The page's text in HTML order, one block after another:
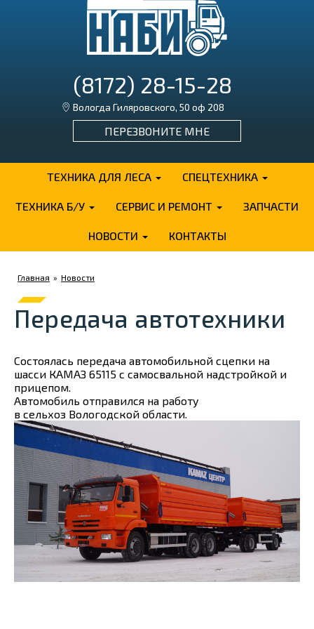
(8172) 28-15-28
Вологда Гиляровского, 50 оф 208
ПЕРЕЗВОНИТЕ МНЕ
ТЕХНИКА ДЛЯ ЛЕСА СПЕЦТЕХНИКА
ТЕХНИКА Б/У СЕРВИС И РЕМОНТ ЗАПЧАСТИ
НОВОСТИ КОНТАКТЫ
Главная » Новости
Передача автотехники
Состоялась передача автомобильной сцепки на
шасси КАМАЗ 65115 с самосвальной надстройкой и
прицепом.
Автомобиль отправился на работу
в сельхоз Вологодской области.